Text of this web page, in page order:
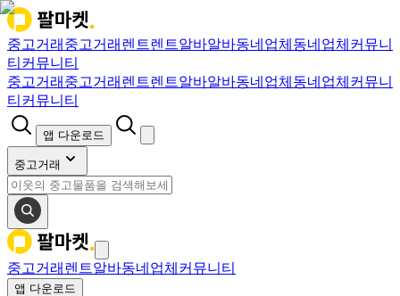
중고거래 중고거래 렌트렌트알바알바동네업체 동네업체 커뮤니
티 커뮤니티
중고거래 중고거래 렌트렌트알바알바동네업체 동네업체 커뮤니
티 커뮤니티
앱 다운로드
중고거래
중고거래 렌트알바동네업체 커뮤니티
앱 다운로드